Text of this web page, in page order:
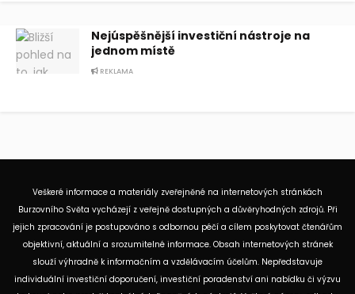
Nejúspěšnější investiční nástroje na
jednom místě
REKLAMA
Veškeré informace a materiály zveřejněné na internetových stránkách
Burzovního Světa vycházejí z veřejně dostupných a důvěryhodných zdrojů. Při
jejich zpracování je postupováno s odbornou péčí a cílem poskytovat čtenářům
objektivní, aktuální a srozumitelné informace. Obsah internetových stránek
slouží výhradně k informačním a vzdělávacím účelům. Nepředstavuje
individuální investiční doporučení, investiční poradenství ani nabídku či výzvu